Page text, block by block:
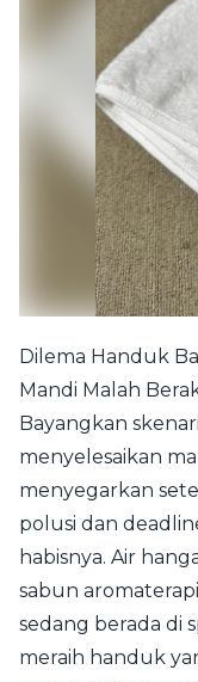
Dilema Handuk
Mandi Malah
Bayangkan
menyelesaikan
menyegarkan
polusi dan
habisnya. Air
sabun
sedang berada di
meraih handuk